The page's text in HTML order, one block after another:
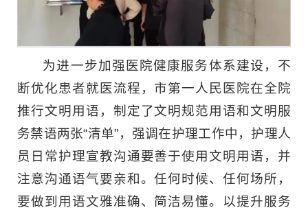
为进一步加强医院健康服务体系建设，不
断优化患者就医流程，市第一人民医院在全院
推行文明用语，制定了文明规范用语和文明服
务禁语两张“清单”，强调在护理工作中，护理人
员日常护理宣教沟通要善于使用文明用语，并
注意沟通语气要亲和。任何时候、任何场所，
要做到用语文雅准确、简洁易懂。以提升服务